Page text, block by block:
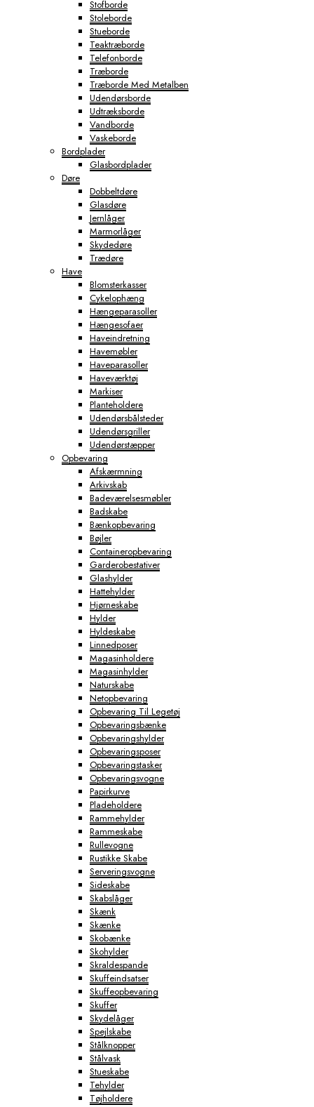
Stofborde
Stoleborde
Stueborde
Teaktræborde
Telefonborde
Træborde
Træborde Med Metalben
Udendørsborde
Udtræksborde
Vandborde
Vaskeborde
Bordplader
Glasbordplader
Døre
Dobbeltdøre
Glasdøre
Jernlåger
Marmorlåger
Skydedøre
Trædøre
Have
Blomsterkasser
Cykelophæng
Hængeparasoller
Hængesofaer
Haveindretning
Havemøbler
Haveparasoller
Haveværktøj
Markiser
Planteholdere
Udendørsbålsteder
Udendørsgriller
Udendørstæpper
Opbevaring
Afskærmning
Arkivskab
Badeværelsesmøbler
Badskabe
Bænkopbevaring
Bøjler
Containeropbevaring
Garderobestativer
Glashylder
Hattehylder
Hjørneskabe
Hylder
Hyldeskabe
Linnedposer
Magasinholdere
Magasinhylder
Naturskabe
Netopbevaring
Opbevaring Til Legetøj
Opbevaringsbænke
Opbevaringshylder
Opbevaringsposer
Opbevaringstasker
Opbevaringsvogne
Papirkurve
Pladeholdere
Rammehylder
Rammeskabe
Rullevogne
Rustikke Skabe
Serveringsvogne
Sideskabe
Skabslåger
Skænk
Skænke
Skobænke
Skohylder
Skraldespande
Skuffeindsatser
Skuffeopbevaring
Skuffer
Skydelåger
Spejlskabe
Stålknopper
Stålvask
Stueskabe
Tehylder
Tøjholdere